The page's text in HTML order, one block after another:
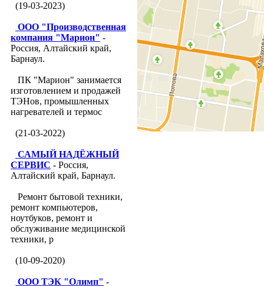
(19-03-2023)
ООО "Производственная
компания "Марион" -
Россия, Алтайский край,
Барнаул.
ПК "Марион" занимается
изготовлением и продажей
ТЭНов, промышленных
нагревателей и термос
(21-03-2022)
САМЫЙ НАДЁЖНЫЙ
СЕРВИС - Россия,
Алтайский край, Барнаул.
Ремонт бытовой техники,
ремонт компьютеров,
ноутбуков, ремонт и
обслуживание медицинской
техники, р
(10-09-2020)
ООО ТЭК "Олимп" -